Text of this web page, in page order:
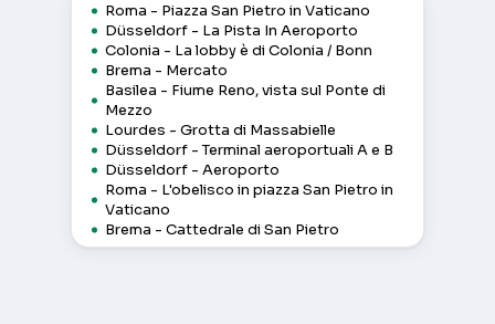
Roma - Piazza San Pietro in Vaticano
Düsseldorf - La Pista In Aeroporto
Colonia - La lobby è di Colonia / Bonn
Brema - Mercato
Basilea - Fiume Reno, vista sul Ponte di
Mezzo
Lourdes - Grotta di Massabielle
Düsseldorf - Terminal aeroportuali A e B
Düsseldorf - Aeroporto
Roma - L'obelisco in piazza San Pietro in
Vaticano
Brema - Cattedrale di San Pietro